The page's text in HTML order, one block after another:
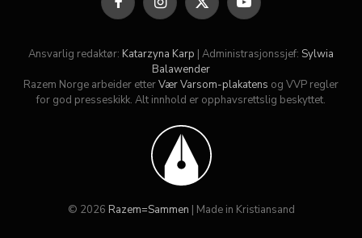
FacebookInstagram
X
(Twitter)
YouTube
Ansvarlig redaktør: Katarzyna Karp | Administrasjonssjef: Sylwia
Balawender
Razem Norge arbeider etterVær Varsom-plakatens og VVP regler
for god presseskikk. Alt innhold er opphavsrettslig beskyttet.
© 2026 Razem=Sammen | Made in Kristiansand